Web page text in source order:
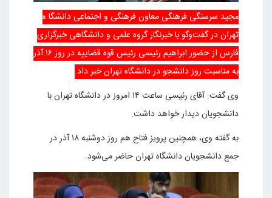
مجید سرسنگی فرهنگی معاون فرهنگی و اجتماعی دانشگا ه
تهران در گفت‌وگو با خبرنگار گروه علمی و دانشگاهی خبرگزاری
فارس از حضور ابراهیم رئیسی رئیس قوه قضاییه در روز ۱۶ آذر
به مناسبت روز دانشجو در دانشگاه تهران خبر داد.
وی گفت: آقای رئیسی ساعت ۱۴ امروز در دانشگاه تهران با
دانشجویان دیدار خواهد داشت.
به گفته وی، همچنین پرویز فتاح هم روز دوشنبه ۱۸ آذر در
جمع دانشجویان دانشگاه تهران حاضر می‌شود.